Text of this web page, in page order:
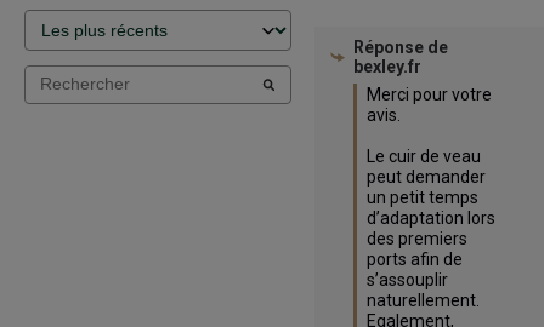
Réponse de
bexley.fr
Merci pour votre
avis.
Le cuir de veau
peut demander
un petit temps
d’adaptation lors
des premiers
ports afin de
s’assouplir
naturellement.
Egalement,